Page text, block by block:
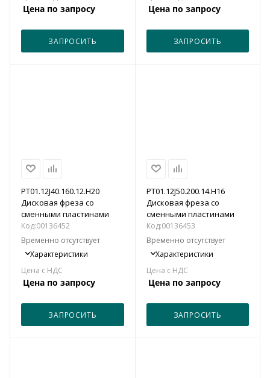
Цена по запросу
ЗАПРОСИТЬ
Цена по запросу
ЗАПРОСИТЬ
PT01.12J40.160.12.H20
Дисковая фреза со
сменными пластинами
Код:00136452
Временно отсутствует
Характеристики
Цена по запросу
ЗАПРОСИТЬ
PT01.12J50.200.14.H16
Дисковая фреза со
сменными пластинами
Код:00136453
Временно отсутствует
Характеристики
Цена по запросу
ЗАПРОСИТЬ